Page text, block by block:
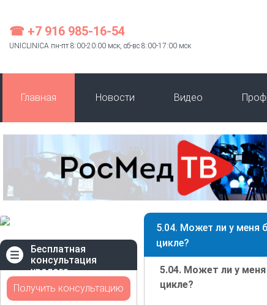
☎ +7 916 985-16-54
UNICLINICA пн-пт 8:00-20:00 мск, сб-вс 8:00-17:00 мск
Главная Новости Видео
Бесплатная
консультация
уролога
Получить консультацию
5.04. Может ли у меня
цикле?
5.04. Может ли у
цикле?